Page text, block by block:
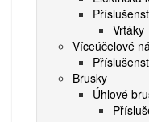
Vrtáky
Víceúčelové
Brusky
Úhlové